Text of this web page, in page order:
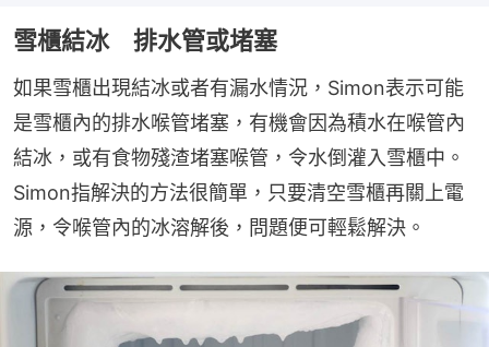
雪櫃結冰 排水管或堵塞
如果雪櫃出現結冰或者有漏水情況，Simon表示可能
是雪櫃內的排水喉管堵塞，有機會因為積水在喉管內
結冰，或有食物殘渣堵塞喉管，令水倒灌入雪櫃中。
Simon指解決的方法很簡單，只要清空雪櫃再關上電
源，令喉管內的冰溶解後，問題便可輕鬆解決。